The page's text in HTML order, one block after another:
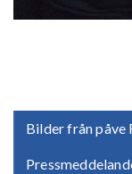
Bilder från påve